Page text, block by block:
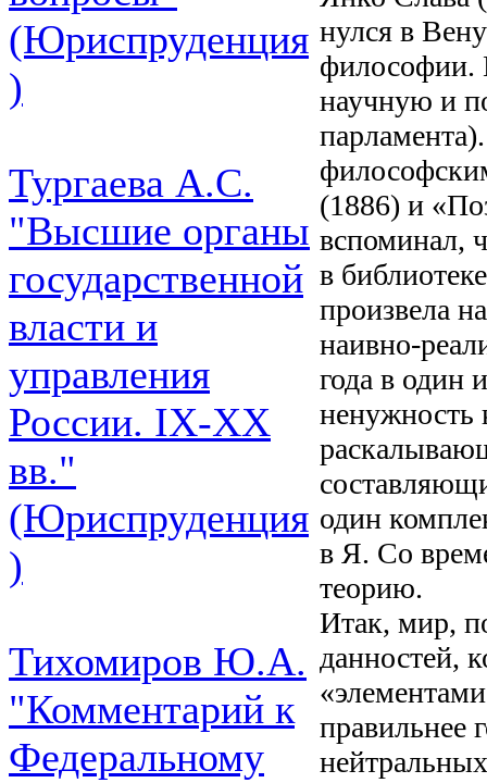
(Юриспруденция
)
Тургаева А.С.
"Высшие органы
государственной
власти и
управления
России. IХ-ХХ
вв."
(Юриспруденция
)
Тихомиров Ю.А.
"Комментарий к
Федеральному
нулся в
философии.
научную и
(1886) и
вспоминал,
в
произвела
наивно-
года в один
ненужность
один
в Я. Со
теорию.
Итак, мир,
данностей,
правильнее